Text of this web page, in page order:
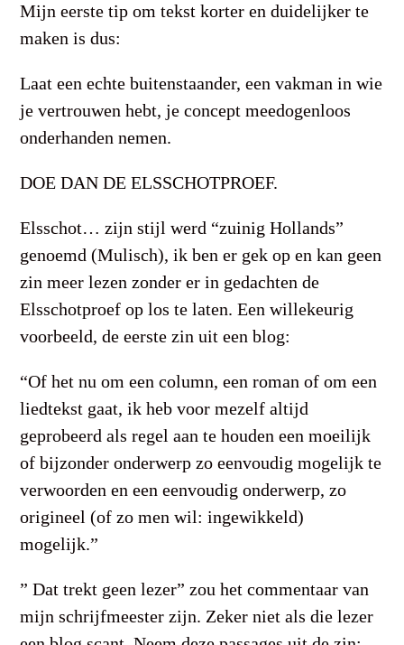
Mijn eerste tip om tekst korter en duidelijker te
maken is dus:
Laat een echte buitenstaander, een vakman in wie
je vertrouwen hebt, je concept meedogenloos
onderhanden nemen.
DOE DAN DE ELSSCHOTPROEF.
Elsschot… zijn stijl werd “zuinig Hollands”
genoemd (Mulisch), ik ben er gek op en kan geen
zin meer lezen zonder er in gedachten de
Elsschotproef op los te laten. Een willekeurig
voorbeeld, de eerste zin uit een blog:
“Of het nu om een column, een roman of om een
liedtekst gaat, ik heb voor mezelf altijd
geprobeerd als regel aan te houden een moeilijk
of bijzonder onderwerp zo eenvoudig mogelijk te
verwoorden en een eenvoudig onderwerp, zo
origineel (of zo men wil: ingewikkeld)
mogelijk.”
” Dat trekt geen lezer” zou het commentaar van
mijn schrijfmeester zijn. Zeker niet als die lezer